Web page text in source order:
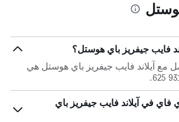
فايب جيفريز باي هوستل؟
مع آيلاند فايب جيفريز باي هوستل هي
فاي في آيلاند فايب جيفريز باي